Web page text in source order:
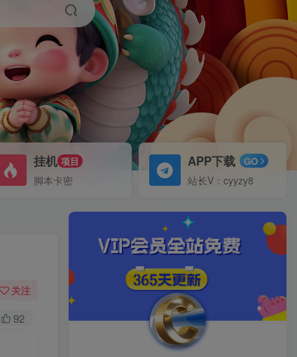
挂机 项目
脚本卡密
APP下载 GO
站长V：cyyzy8
关注
92